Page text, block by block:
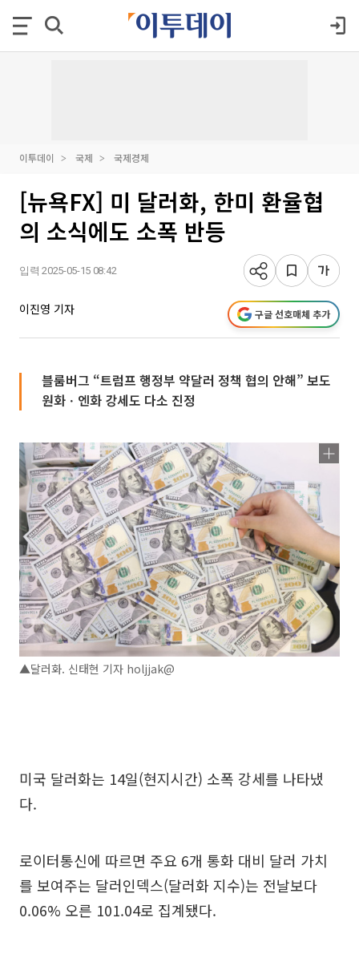
이투데이 국제 국제경제
[뉴욕FX] 미 달러화, 한미 환율협
의 소식에도 소폭 반등
입력 2025-05-15 08:42
이진영 기자 구글 선호매체 추가
블룸버그 “트럼프 행정부 약달러 정책 협의 안해” 보도
원화ㆍ엔화 강세도 다소 진정
▲달러화. 신태현 기자 holjjak@
미국 달러화는 14일(현지시간) 소폭 강세를 나타냈
다.
로이터통신에 따르면 주요 6개 통화 대비 달러 가치
를 보여주는 달러인덱스(달러화 지수)는 전날보다
0.06% 오른 101.04로 집계됐다.